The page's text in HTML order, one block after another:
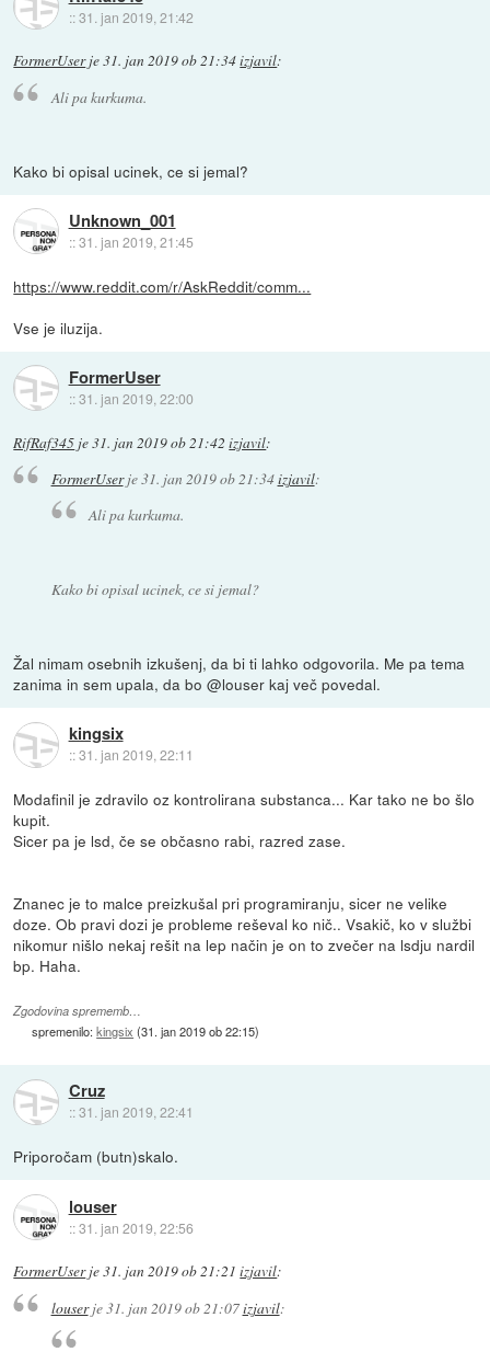
::31. jan 2019, 21:42
FormerUserje31. jan 2019 ob 21:34izjavil:
Ali pa kurkuma.
Kako bi opisal ucinek, ce si jemal?
Unknown_001
::31. jan 2019, 21:45
https://www.reddit.com/r/AskReddit/comm...
Vse je iluzija.
FormerUser
::31. jan 2019, 22:00
RifRaf345 je31. jan 2019 ob 21:42 izjavil:
FormerUserje31. jan 2019 ob 21:34izjavil:
Ali pa kurkuma.
Kako bi opisal ucinek, ce si jemal?
Žal nimam osebnih izkušenj, da bi ti lahko odgovorila. Me pa tema
zanima in sem upala, da bo @louser kaj več povedal.
kingsix
::31. jan 2019, 22:11
Modafinil je zdravilo oz kontrolirana substanca... Kar tako ne bo šlo
kupit.
Sicer pa je lsd, če se občasno rabi, razred zase.
Znanec je to malce preizkušal pri programiranju, sicer ne velike
doze. Ob pravi dozi je probleme reševal ko nič.. Vsakič, ko v službi
nikomur nišlo nekaj rešit na lep način je on to zvečer na lsdju nardil
bp. Haha.
Zgodovina sprememb…
spremenilo:kingsix (31. jan 2019 ob 22:15)
Cruz
::31. jan 2019, 22:41
Priporočam (butn)skalo.
louser
::31. jan 2019, 22:56
FormerUserje31. jan 2019 ob 21:21 izjavil:
louserje31. jan 2019 ob 21:07izjavil: